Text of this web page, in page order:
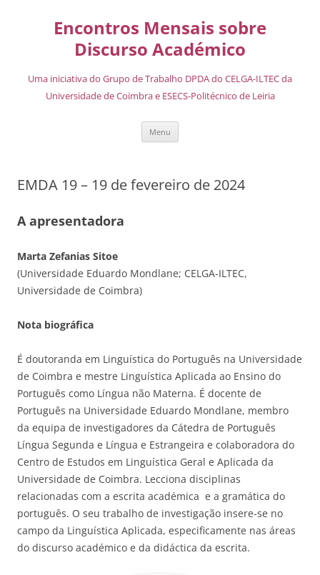
Encontros Mensais sobre
Discurso Académico
Uma iniciativa do Grupo de Trabalho DPDA do CELGA-ILTEC da
Universidade de Coimbra e ESECS-Politécnico de Leiria
Menu
EMDA 19 – 19 de fevereiro de 2024
A apresentadora
Marta Zefanias Sitoe
(Universidade Eduardo Mondlane; CELGA-ILTEC,
Universidade de Coimbra)
Nota biográfica
É doutoranda em Linguística do Português na Universidade
de Coimbra e mestre Linguística Aplicada ao Ensino do
Português como Língua não Materna. É docente de
Português na Universidade Eduardo Mondlane, membro
da equipa de investigadores da Cátedra de Português
Língua Segunda e Língua e Estrangeira e colaboradora do
Centro de Estudos em Linguística Geral e Aplicada da
Universidade de Coimbra. Lecciona disciplinas
relacionadas com a escrita académica e a gramática do
português. O seu trabalho de investigação insere-se no
campo da Linguística Aplicada, especificamente nas áreas
do discurso académico e da didáctica da escrita.